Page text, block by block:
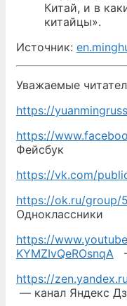
Китай, и в
китайцы».
Источник:
Уважаемые
https://
https://
Фейсбук
https://vk.com/
https://ok.ru/group/
Одноклассники
https://
KYMZIvQeROsnqA
https://
— канал Яндекс